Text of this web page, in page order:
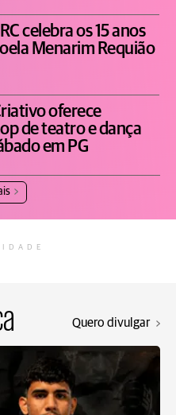
celebra os 15 anos
Menarim Requião
oferece
de teatro e dança
em PG
Quero divulgar